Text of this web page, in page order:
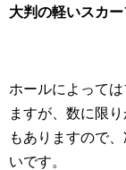
大判の軽いスカー
ホールによって
ますが、数に限
もありますので
いです。